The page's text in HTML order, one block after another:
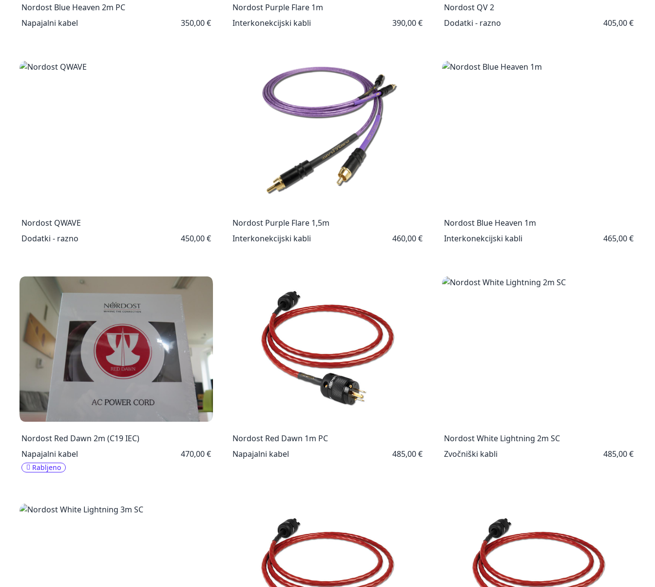
Nordost Blue Heaven 2m PC
Napajalni kabel
350,00 €
Nordost Purple Flare 1m
Interkonekcijski kabli
390,00 €
Nordost QV 2
Dodatki - razno
405,00 €
Nordost QWAVE
Dodatki - razno
450,00 €
Nordost Purple Flare 1,5m
Interkonekcijski kabli
460,00 €
Nordost Blue Heaven 1m
Interkonekcijski kabli
465,00 €
Nordost Red Dawn 2m (C19 IEC)
Napajalni kabel
470,00 €
Rabljeno
Nordost Red Dawn 1m PC
Napajalni kabel
485,00 €
Nordost White Lightning 2m SC
Zvočniški kabli
485,00 €